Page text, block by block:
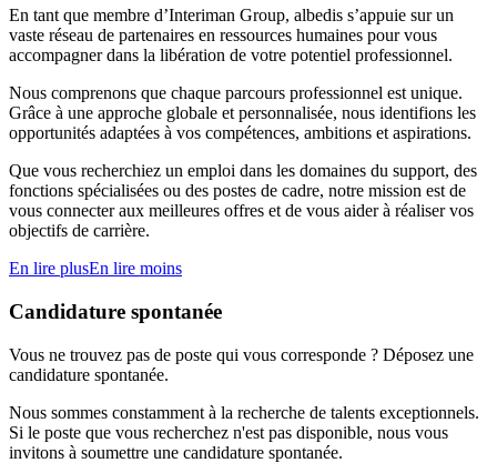
En tant que membre d’Interiman Group, albedis s’appuie sur un
vaste réseau de partenaires en ressources humaines pour vous
accompagner dans la libération de votre potentiel professionnel.
Nous comprenons que chaque parcours professionnel est unique.
Grâce à une approche globale et personnalisée, nous identifions les
opportunités adaptées à vos compétences, ambitions et aspirations.
Que vous recherchiez un emploi dans les domaines du support, des
fonctions spécialisées ou des postes de cadre, notre mission est de
vous connecter aux meilleures offres et de vous aider à réaliser vos
objectifs de carrière.
En lire plusEn lire moins
Candidature spontanée
Vous ne trouvez pas de poste qui vous corresponde ? Déposez une
candidature spontanée.
Nous sommes constamment à la recherche de talents exceptionnels.
Si le poste que vous recherchez n'est pas disponible, nous vous
invitons à soumettre une candidature spontanée.